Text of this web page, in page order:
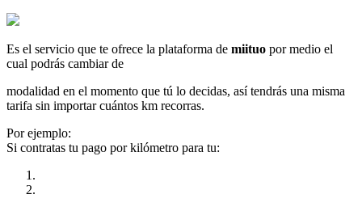
Es el servicio que te ofrece la plataforma de miituo por medio el
cual podrás cambiar de
modalidad en el momento que tú lo decidas, así tendrás una misma
tarifa sin importar cuántos km recorras.
Por ejemplo:
Si contratas tu pago por kilómetro para tu: